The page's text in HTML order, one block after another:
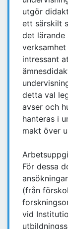
utgör
ett särskilt
det
intressant
detta val
avser och
hanteras i
makt över
För dessa
(från
vid